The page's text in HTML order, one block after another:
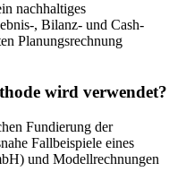
nachhaltiges
, Bilanz- und Cash-
Planungsrechnung
wird verwendet?
Fundierung der
Fallbeispiele eines
und Modellrechnungen